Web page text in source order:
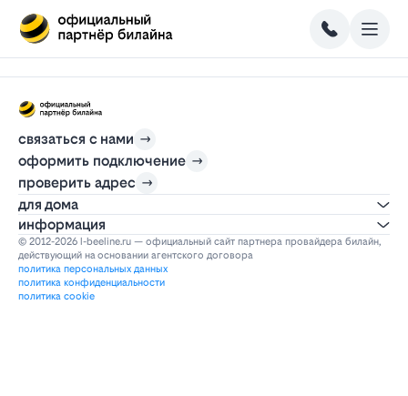
связаться с нами
оформить подключение
проверить адрес
для дома
информация
© 2012-2026 l-beeline.ru — официальный сайт партнера провайдера билайн,
действующий на основании агентского договора
политика персональных данных
политика конфиденциальности
политика cookie